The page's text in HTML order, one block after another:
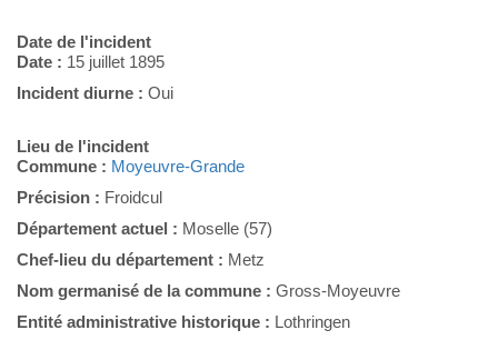
Date de l'incident
Date : 15 juillet 1895
Incident diurne : Oui
Lieu de l'incident
Commune : Moyeuvre-Grande
Précision : Froidcul
Département actuel : Moselle (57)
Chef-lieu du département : Metz
Nom germanisé de la commune : Gross-Moyeuvre
Entité administrative historique : Lothringen